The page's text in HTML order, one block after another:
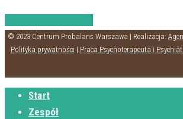
© 2023 Centrum Probalans Warszawa | Realizacja:
Polityka prywatności | Praca Psychoterapeuta i
Start
Zespół